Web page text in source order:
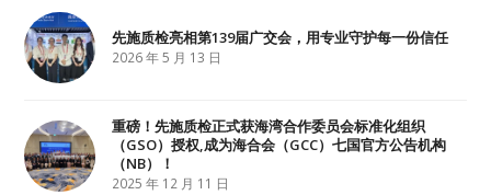
先施质检亮相第139届广交会，用专业守护每一份信任
2026 年 5 月 13 日
重磅！先施质检正式获海湾合作委员会标准化组织
（GSO）授权,成为海合会（GCC）七国官方公告机构
（NB）！
2025 年 12 月 11 日